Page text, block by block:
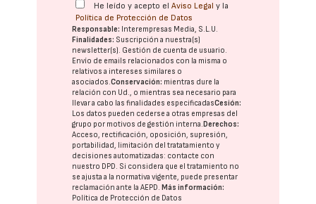
He leído y acepto elAviso Legal y la
Política de Protección de Datos
Responsable: Interempresas Media, S.L.U.
Finalidades: Suscripción a nuestra(s)
newsletter(s). Gestión de cuenta de usuario.
Envío de emails relacionados con la misma o
relativos a intereses similares o
asociados.Conservación: mientras dure la
relación con Ud., o mientras sea necesario para
llevar a cabo las finalidades especificadasCesión:
Los datos pueden cederse a otras empresas del
grupo por motivos de gestión interna. Derechos:
Acceso, rectificación, oposición, supresión,
portabilidad, limitación del tratatamiento y
decisiones automatizadas: contacte con
nuestro DPD. Si considera que el tratamiento no
se ajusta a la normativa vigente, puede presentar
reclamación ante laAEPD. Más información:
Política de Protección de Datos